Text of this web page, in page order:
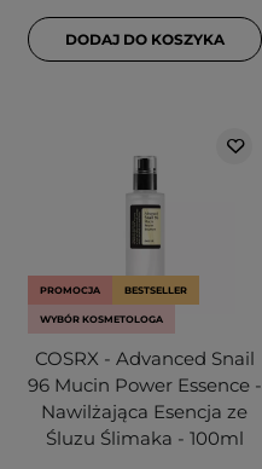
DODAJ DO KOSZYKA
PROMOCJA BESTSELLER
WYBÓR KOSMETOLOGA
COSRX - Advanced Snail
96 Mucin Power Essence -
Nawilżająca Esencja ze
Śluzu Ślimaka - 100ml